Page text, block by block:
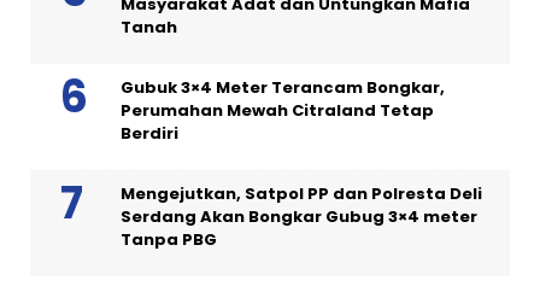
Tanah
Gubuk 3×4 Meter Terancam Bongkar,
Perumahan Mewah Citraland Tetap
Berdiri
Mengejutkan, Satpol PP dan Polresta Deli
Serdang Akan Bongkar Gubug 3×4 meter
Tanpa PBG